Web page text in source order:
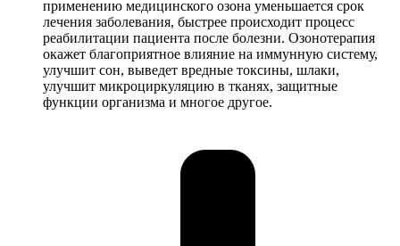
применению медицинского озона уменьшается срок
лечения заболевания, быстрее происходит процесс
реабилитации пациента после болезни. Озонотерапия
окажет благоприятное влияние на иммунную систему,
улучшит сон, выведет вредные токсины, шлаки,
улучшит микроциркуляцию в тканях, защитные
функции организма и многое другое.